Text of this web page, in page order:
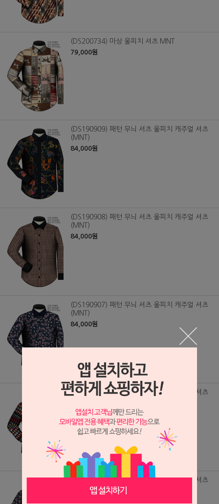
(DS200734) 마상 울피치 셔츠 MNT
79,000원
(DS190909) 패턴 무늬 셔츠 울피치 캐주얼 셔츠
(MNT)
84,000원
(DS190908) 패턴 무늬 셔츠 울피치 캐주얼 셔츠
(MNT)
84,000원
(DS190907) 패턴 무늬 셔츠 울피치 캐주얼 셔츠
(MNT)
84,000원
(DS190902) 패턴 무늬 셔츠 울피치 캐주얼 셔츠
84,000원
(DS190901) 패턴 무늬 셔츠 울피치 캐주얼 셔츠